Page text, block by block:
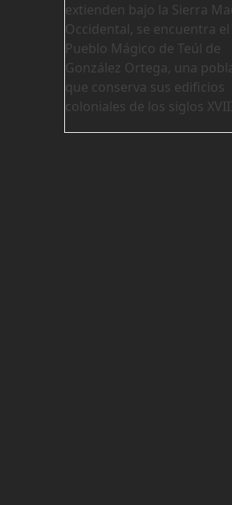
extienden bajo la Sierra
Occidental, se encuentra el
Pueblo Mágico de Teúl de
González Ortega, una
que conserva sus edificios
coloniales de los siglos